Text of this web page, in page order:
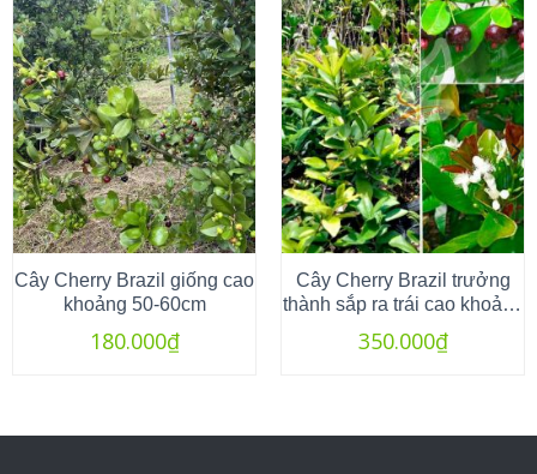
Cây Cherry Brazil giống cao
khoảng 50-60cm
180.000₫
Cây Cherry Brazil trưởng
thành sắp ra trái cao khoảng
350.000₫